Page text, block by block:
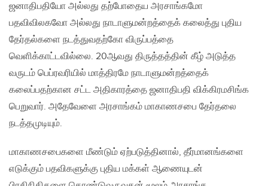
ஜனாதிபதியோ அல்லது தற்போதைய அரசாங்கமோ
பதவிவிலகவோ அல்லது நாடாளுமன்றத்தைக் கலைத்து புதிய
தேர்தல்களை நடத்துவதற்கோ விருப்பத்தை
வெளிக்காட்டவில்லை. 20ஆவது திருத்தத்தின் கீழ் அடுத்த
வருடம் பெப்ரவரியில் மாத்திரமே நாடாளுமன்றத்தைக்
கலைப்பதற்கான சட்ட அதிகாரத்தை ஜனாதிபதி விக்கிரமசிங்க
பெறுவார். அதேவேளை அரசாங்கம் மாகாணசபை தேர்தலை
நடத்தமுடியும்.
மாகாணசபைகளை மீண்டும் ஏற்படுத்தினால், தீர்மானங்களை
எடுக்கும் பதவிகளுக்கு புதிய மக்கள் ஆணையுடன்